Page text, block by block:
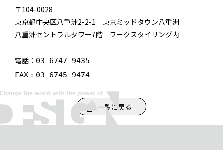
〒104-0028
東京都中央区八重洲2-2-1 東京ミッドタウン八重洲
八重洲セントラルタワー7階 ワークスタイリング内
電話： 03-6747-9435
FAX：03-6745-9474
一覧に戻る